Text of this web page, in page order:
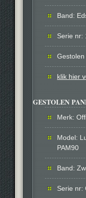
Band:
Serie nr:
Gestolen
klik hier
GESTOLEN
Merk:
Model:
PAM90
Band:
Serie nr: